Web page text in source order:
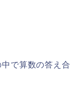
で算数の答え合